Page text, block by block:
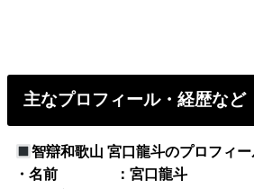
主なプロフィール・経歴など
智辯和歌山 宮口龍斗のプロフィ
・名前 ：宮口龍斗